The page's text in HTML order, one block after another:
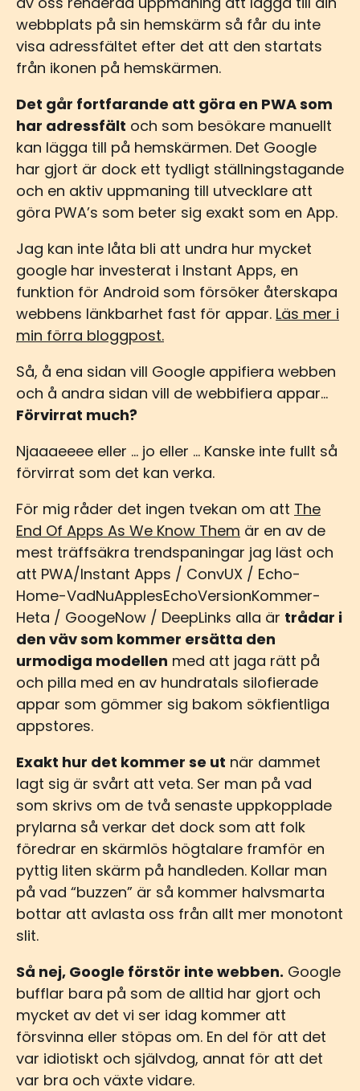
webbplats på sin hemskärm så får du inte
visa adressfältet efter det att den startats
från ikonen på hemskärmen.
Det går fortfarande att göra en PWA som
har adressfält och som besökare manuellt
kan lägga till på hemskärmen. Det Google
har gjort är dock ett tydligt ställningstagande
och en aktiv uppmaning till utvecklare att
göra PWA’s som beter sig exakt som en App.
Jag kan inte låta bli att undra hur mycket
google har investerat i Instant Apps, en
funktion för Android som försöker återskapa
webbens länkbarhet fast för appar. Läs mer i
min förra bloggpost.
Så, å ena sidan vill Google appifiera webben
och å andra sidan vill de webbifiera appar…
Förvirrat much?
Njaaaeeee eller ... jo eller ... Kanske inte fullt så
förvirrat som det kan verka.
För mig råder det ingen tvekan om att The
End Of Apps As We Know Them är en av de
mest träffsäkra trendspaningar jag läst och
att PWA/Instant Apps / ConvUX / Echo-
Home-VadNuApplesEchoVersionKommer-
Heta / GoogeNow / DeepLinks alla är trådar i
den väv som kommer ersätta den
urmodiga modellen med att jaga rätt på
och pilla med en av hundratals silofierade
appar som gömmer sig bakom sökfientliga
appstores.
Exakt hur det kommer se ut när dammet
lagt sig är svårt att veta. Ser man på vad
som skrivs om de två senaste uppkopplade
prylarna så verkar det dock som att folk
föredrar en skärmlös högtalare framför en
pyttig liten skärm på handleden. Kollar man
på vad “buzzen” är så kommer halvsmarta
bottar att avlasta oss från allt mer monotont
slit.
Så nej, Google förstör inte webben. Google
bufflar bara på som de alltid har gjort och
mycket av det vi ser idag kommer att
försvinna eller stöpas om. En del för att det
var idiotiskt och självdog, annat för att det
var bra och växte vidare.